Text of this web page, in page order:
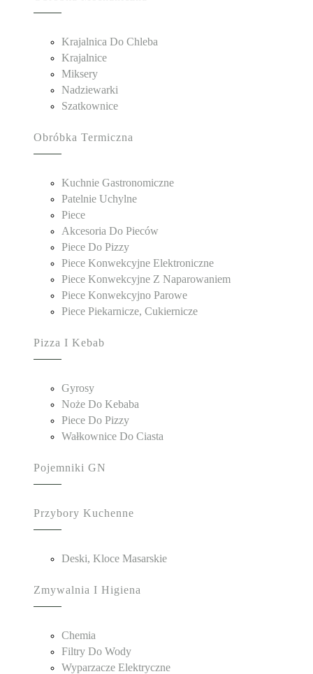
Krajalnica Do Chleba
Krajalnice
Miksery
Nadziewarki
Szatkownice
Obróbka Termiczna
Kuchnie Gastronomiczne
Patelnie Uchylne
Piece
Akcesoria Do Pieców
Piece Do Pizzy
Piece Konwekcyjne Elektroniczne
Piece Konwekcyjne Z Naparowaniem
Piece Konwekcyjno Parowe
Piece Piekarnicze, Cukiernicze
Pizza I Kebab
Gyrosy
Noże Do Kebaba
Piece Do Pizzy
Wałkownice Do Ciasta
Pojemniki GN
Przybory Kuchenne
Deski, Kloce Masarskie
Zmywalnia I Higiena
Chemia
Filtry Do Wody
Wyparzacze Elektryczne